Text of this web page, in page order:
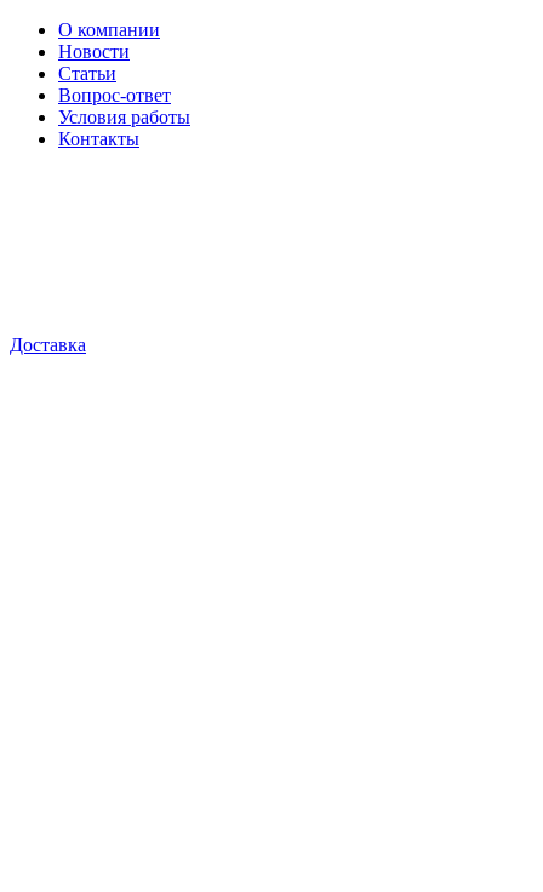
О компании
Новости
Статьи
Вопрос-ответ
Условия работы
Контакты
Доставка